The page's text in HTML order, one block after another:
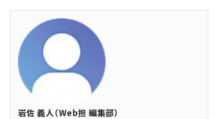
岩佐 義人（Web担 編集部）